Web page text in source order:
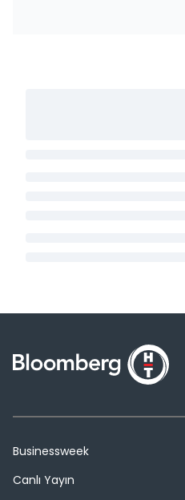
Businessweek
Canlı Yayın